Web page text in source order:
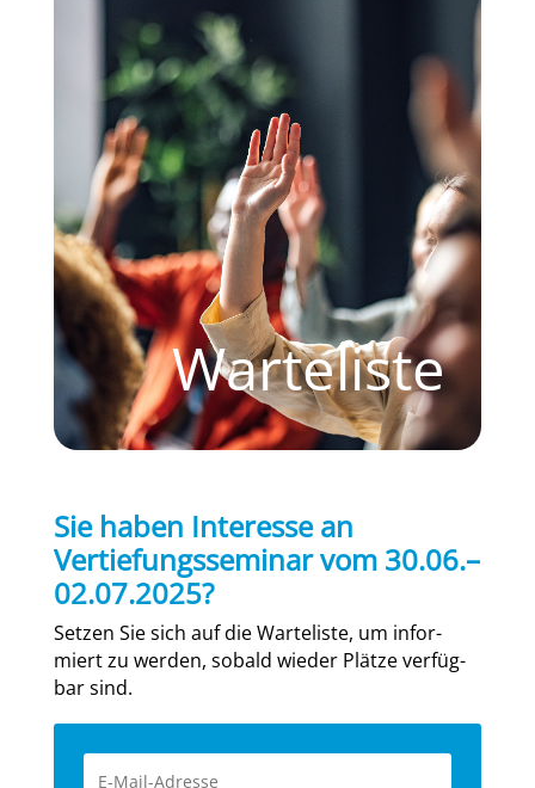
Warteliste
Sie haben Interesse an
Vertiefungsseminar vom 30.06.–
02.07.2025?
Set­zen Sie sich auf die War­te­lis­te, um infor­
miert zu wer­den, sobald wie­der Plät­ze ver­füg­
bar sind.